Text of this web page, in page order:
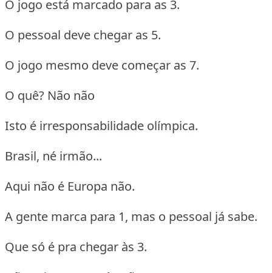
O jogo está marcado para as 3.
O pessoal deve chegar as 5.
O jogo mesmo deve começar as 7.
O quê? Não não
Isto é irresponsabilidade olímpica.
Brasil, né irmão...
Aqui não é Europa não.
A gente marca para 1, mas o pessoal já sabe.
Que só é pra chegar às 3.